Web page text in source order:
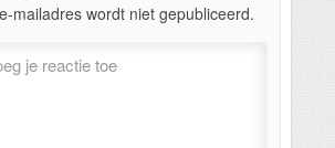
mailadres wordt niet gepubliceerd.